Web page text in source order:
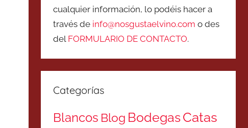
cualquier información, lo podéis hacer a
través de info@nosgustaelvino.com o des
del FORMULARIO DE CONTACTO.
Categorías
Blancos Blog BodegasCatas